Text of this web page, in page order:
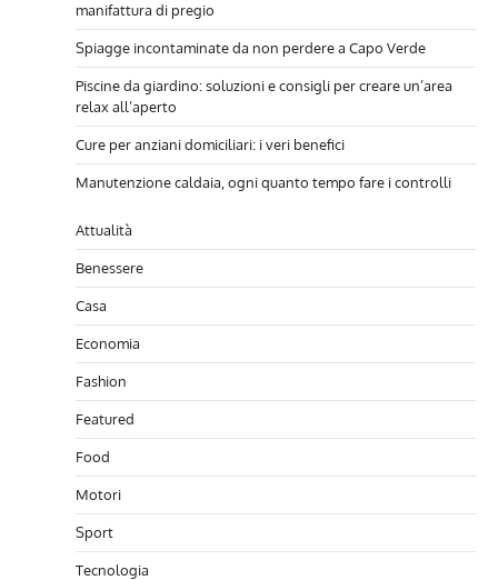
manifattura di pregio
Spiagge incontaminate da non perdere a Capo Verde
Piscine da giardino: soluzioni e consigli per creare un’area
relax all’aperto
Cure per anziani domiciliari: i veri benefici
Manutenzione caldaia, ogni quanto tempo fare i controlli
Attualità
Benessere
Casa
Economia
Fashion
Featured
Food
Motori
Sport
Tecnologia